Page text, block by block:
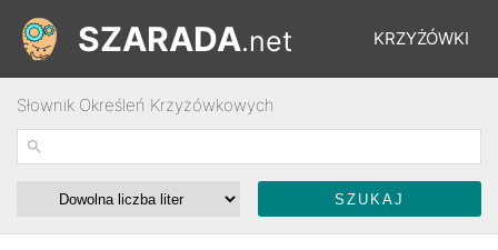
KRZYŻÓWKI
ŁAMIGŁÓWKI
SZARADA.net
Słownik Określeń Krzyżówkowych